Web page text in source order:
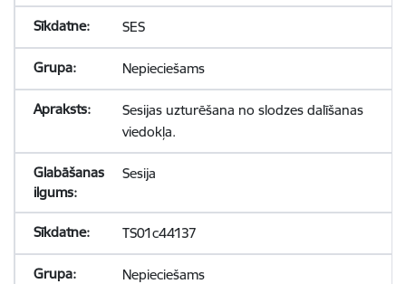
SES
Nepieciešams
Sesijas uzturēšana no slodzes dalīšanas
viedokļa.
Sesija
TS01c44137
Nepieciešams